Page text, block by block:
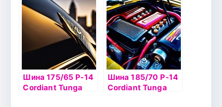
Шина 175/65 Р-14
Cordiant Tunga
Шина 185/70 Р-14
Cordiant Tunga